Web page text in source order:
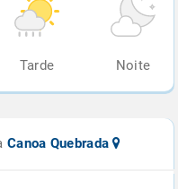
Tarde Noite
Canoa Quebrada